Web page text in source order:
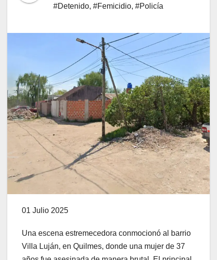
#Detenido, #Femicidio, #Policía
01 Julio 2025
Una escena estremecedora conmocionó al barrio
Villa Luján, en Quilmes, donde una mujer de 37